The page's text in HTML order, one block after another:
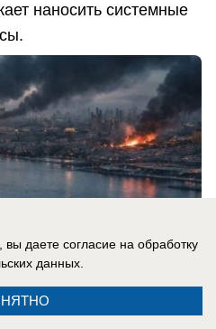
наносить системные
даете согласие на обработку
данных.